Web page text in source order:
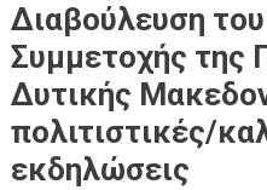
Διαβούλευση
Συμμετοχής της
Δυτικής
πολιτιστικές/
εκδηλώσεις